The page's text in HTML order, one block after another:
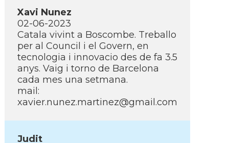
Xavi Nunez
02-06-2023
Catala vivint a Boscombe. Treballo
per al Council i el Govern, en
tecnologia i innovacio des de fa 3.5
anys. Vaig i torno de Barcelona
cada mes una setmana.
mail:
xavier.nunez.martinez@gmail.com
Judit